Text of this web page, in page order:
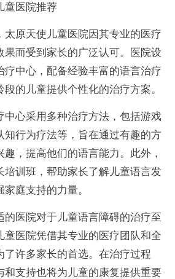
童医院推荐
太原天使儿童医院因其专业的医疗
果而受到家长的广泛认可。医院设
疗中心，配备经验丰富的语言治疗
的儿童提供个性化的治疗方案。
中心采用多种治疗方法，包括游戏
知行为疗法等，旨在通过有趣的方
，提高他们的语言能力。此外，
培训班，帮助家长了解儿童语言发
庭支持的力量。
的医院对于儿童语言障碍的治疗至
童医院凭借其专业的医疗团队和全
了许多家长的首选。在治疗过程
和支持也将为儿童的康复提供重要